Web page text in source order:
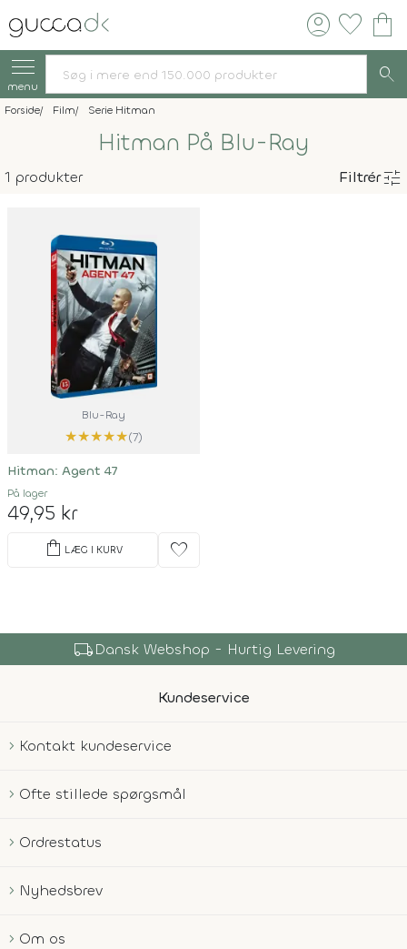
account_circle favorite shopping_bag
menu search
Forside Film Serie Hitman
Hitman På Blu-Ray
1 produkter Filtrértune
Blu-Ray
★★★★★(7)
Hitman: Agent 47
På lager
49,95 kr
shopping_bag LÆG I KURV favorite
local_shippingDansk Webshop - Hurtig Levering
Kundeservice
Kontakt kundeservice
Ofte stillede spørgsmål
Ordrestatus
Nyhedsbrev
Om os